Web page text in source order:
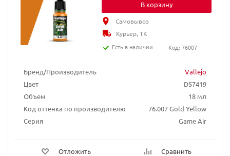
Бренд/Производитель
Vallejo
Цвет
D57419
Объем
18 мл
Код оттенка по производителю
76.007 Gold Yellow
Серия
Game Air
Отложить Сравнить
В корзину
Самовывоз
Курьер, ТК
Есть в наличии
Код: 76007